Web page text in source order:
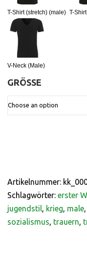
T-Shirt (stretch) (male) T-
V-Neck (Male)
GRÖSSE
Artikelnummer:
Schlagwörter: erster
jugendstil
krieg male
sozialismus trauern